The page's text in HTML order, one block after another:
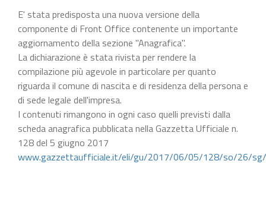
E' stata predisposta una nuova versione della
componente di Front Office contenente un importante
aggiornamento della sezione "Anagrafica".
La dichiarazione è stata rivista per rendere la
compilazione più agevole in particolare per quanto
riguarda il comune di nascita e di residenza della persona e
di sede legale dell'impresa.
I contenuti rimangono in ogni caso quelli previsti dalla
scheda anagrafica pubblicata nella Gazzetta Ufficiale n.
128 del 5 giugno 2017
www.gazzettaufficiale.it/eli/gu/2017/06/05/128/so/26/